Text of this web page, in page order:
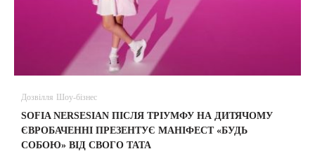
Дозвілля Шоу-бізнес
SOFIA NERSESIAN ПІСЛЯ ТРІУМФУ НА ДИТЯЧОМУ
ЄВРОБАЧЕННІ ПРЕЗЕНТУЄ МАНІФЕСТ «БУДЬ
СОБОЮ» ВІД СВОГО ТАТА